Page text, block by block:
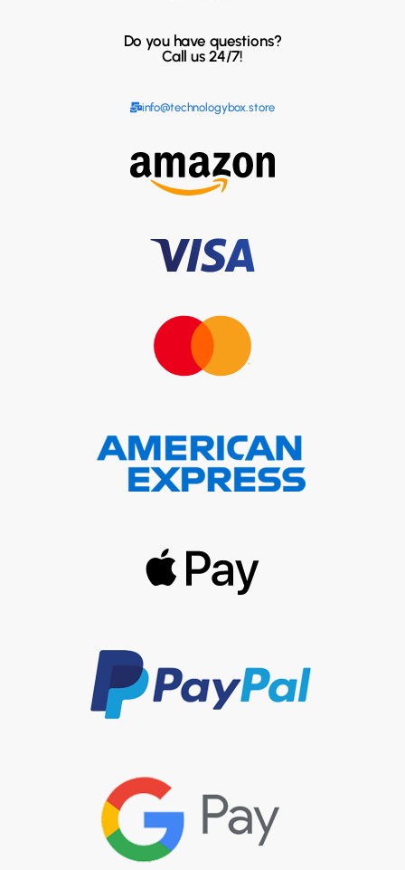
Do you have questions?
Call us 24/7!
info@technologybox.store